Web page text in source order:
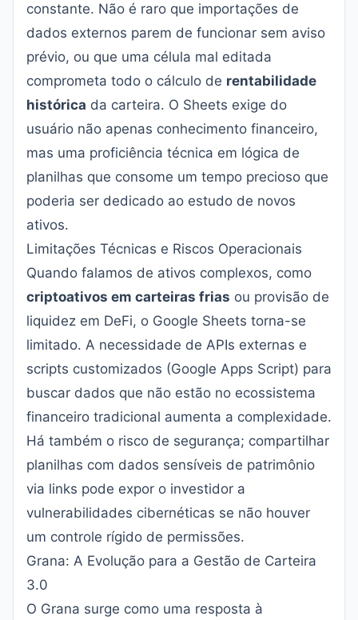
constante. Não é raro que importações de
dados externos parem de funcionar sem aviso
prévio, ou que uma célula mal editada
comprometa todo o cálculo de rentabilidade
histórica da carteira. O Sheets exige do
usuário não apenas conhecimento financeiro,
mas uma proficiência técnica em lógica de
planilhas que consome um tempo precioso que
poderia ser dedicado ao estudo de novos
ativos.
Limitações Técnicas e Riscos Operacionais
Quando falamos de ativos complexos, como
criptoativos em carteiras frias ou provisão de
liquidez em DeFi, o Google Sheets torna-se
limitado. A necessidade de APIs externas e
scripts customizados (Google Apps Script) para
buscar dados que não estão no ecossistema
financeiro tradicional aumenta a complexidade.
Há também o risco de segurança; compartilhar
planilhas com dados sensíveis de patrimônio
via links pode expor o investidor a
vulnerabilidades cibernéticas se não houver
um controle rígido de permissões.
Grana: A Evolução para a Gestão de Carteira
3.0
O Grana surge como uma resposta à